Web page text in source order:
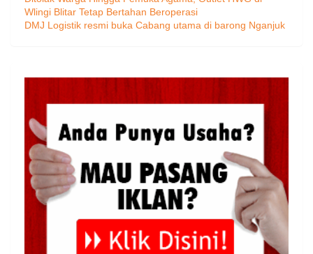
Wlingi Blitar Tetap Bertahan Beroperasi
DMJ Logistik resmi buka Cabang utama di barong Nganjuk